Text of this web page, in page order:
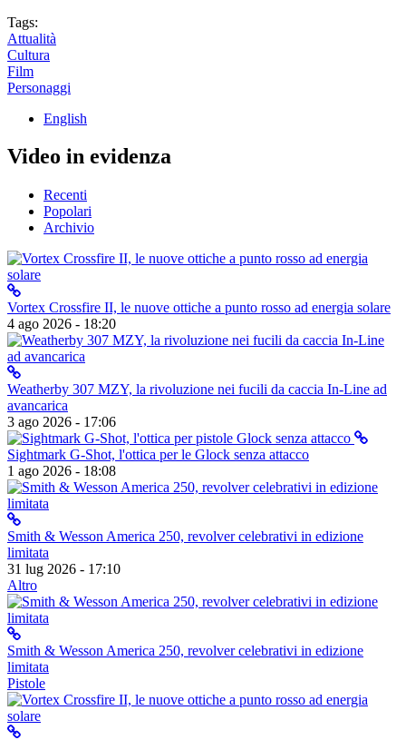
Tags:
Attualità
Cultura
Film
Personaggi
English
Video in evidenza
Recenti
Popolari
Archivio
Vortex Crossfire II, le nuove ottiche a punto rosso ad energia solare
4 ago 2026 - 18:20
Weatherby 307 MZY, la rivoluzione nei fucili da caccia In-Line ad
avancarica
3 ago 2026 - 17:06
Sightmark G-Shot, l'ottica per le Glock senza attacco
1 ago 2026 - 18:08
Smith & Wesson America 250, revolver celebrativi in edizione
limitata
31 lug 2026 - 17:10
Altro
Smith & Wesson America 250, revolver celebrativi in edizione
limitata
Pistole